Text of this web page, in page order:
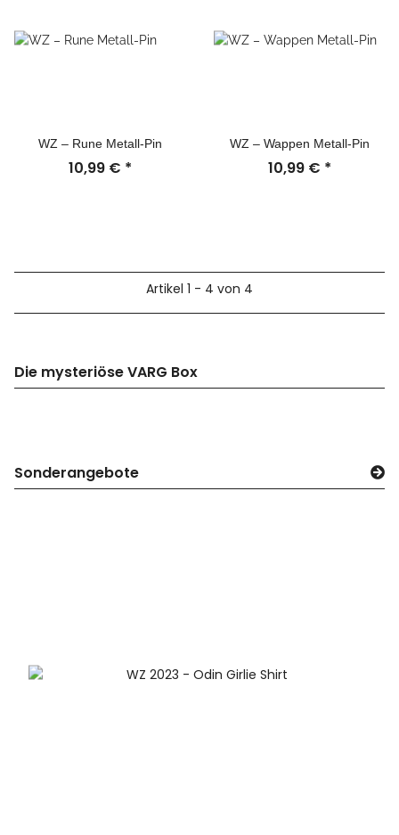
WZ – Rune Metall-Pin
10,99 € *
WZ – Wappen Metall-Pin
10,99 € *
Artikel 1 - 4 von 4
Die mysteriöse VARG Box
Sonderangebote